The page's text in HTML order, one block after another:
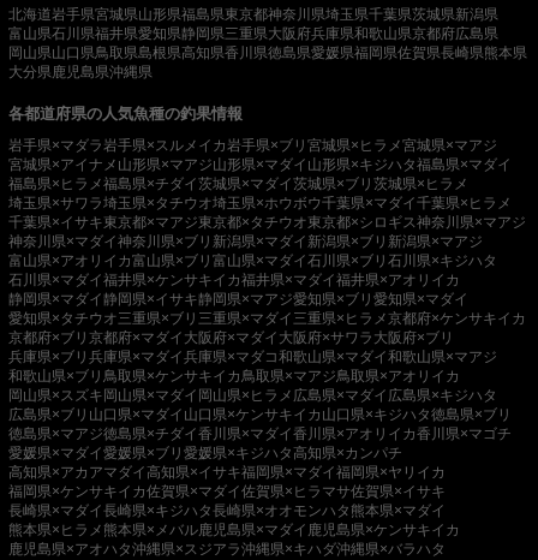
北海道岩手県宮城県山形県福島県東京都神奈川県埼玉県千葉県茨城県新潟県
富山県石川県福井県愛知県静岡県三重県大阪府兵庫県和歌山県京都府広島県
岡山県山口県鳥取県島根県高知県香川県徳島県愛媛県福岡県佐賀県長崎県熊本県
大分県鹿児島県沖縄県
各都道府県の人気魚種の釣果情報
岩手県×マダラ岩手県×スルメイカ岩手県×ブリ 宮城県×ヒラメ宮城県×マアジ
宮城県×アイナメ 山形県×マアジ山形県×マダイ 山形県×キジハタ福島県×マダイ
福島県×ヒラメ福島県×チダイ茨城県×マダイ茨城県×ブリ 茨城県×ヒラメ
埼玉県×サワラ埼玉県×タチウオ埼玉県×ホウボウ千葉県×マダイ千葉県×ヒラメ
千葉県×イサキ東京都×マアジ東京都×タチウオ東京都×シロギス神奈川県×マアジ
神奈川県×マダイ神奈川県×ブリ 新潟県×マダイ 新潟県×ブリ 新潟県×マアジ
富山県×アオリイカ富山県×ブリ 富山県×マダイ石川県×ブリ 石川県×キジハタ
石川県×マダイ福井県×ケンサキイカ福井県×マダイ福井県×アオリイカ
静岡県×マダイ 静岡県×イサキ静岡県×マアジ愛知県×ブリ 愛知県×マダイ
愛知県×タチウオ三重県×ブリ 三重県×マダイ 三重県×ヒラメ京都府×ケンサキイカ
京都府×ブリ 京都府×マダイ 大阪府×マダイ 大阪府×サワラ 大阪府×ブリ
兵庫県×ブリ 兵庫県×マダイ兵庫県×マダコ和歌山県×マダイ和歌山県×マアジ
和歌山県×ブリ 鳥取県×ケンサキイカ鳥取県×マアジ鳥取県×アオリイカ
岡山県×スズキ 岡山県×マダイ 岡山県×ヒラメ 広島県×マダイ 広島県×キジハタ
広島県×ブリ 山口県×マダイ 山口県×ケンサキイカ 山口県×キジハタ徳島県×ブリ
徳島県×マアジ徳島県×チダイ香川県×マダイ香川県×アオリイカ香川県×マゴチ
愛媛県×マダイ愛媛県×ブリ 愛媛県×キジハタ高知県×カンパチ
高知県×アカアマダイ高知県×イサキ福岡県×マダイ福岡県×ヤリイカ
福岡県×ケンサキイカ佐賀県×マダイ佐賀県×ヒラマサ佐賀県×イサキ
長崎県×マダイ長崎県×キジハタ長崎県×オオモンハタ 熊本県×マダイ
熊本県×ヒラメ 熊本県×メバル鹿児島県×マダイ 鹿児島県×ケンサキイカ
鹿児島県×アオハタ沖縄県×スジアラ沖縄県×キハダ沖縄県×バラハタ